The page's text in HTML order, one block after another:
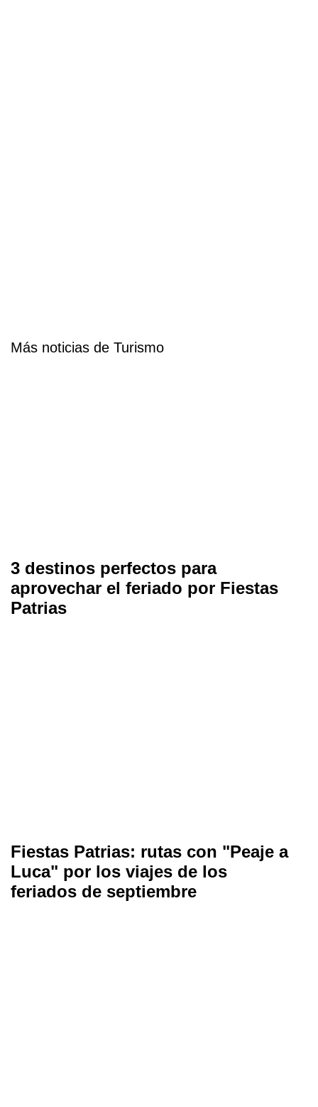
Más noticias de Turismo
3 destinos perfectos para
aprovechar el feriado por Fiestas
Patrias
Fiestas Patrias: rutas con "Peaje a
Luca" por los viajes de los
feriados de septiembre